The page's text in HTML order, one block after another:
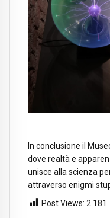
In conclusione il
dove realtà e
unisce alla scienza
attraverso enigmi
Post Views: 2.181